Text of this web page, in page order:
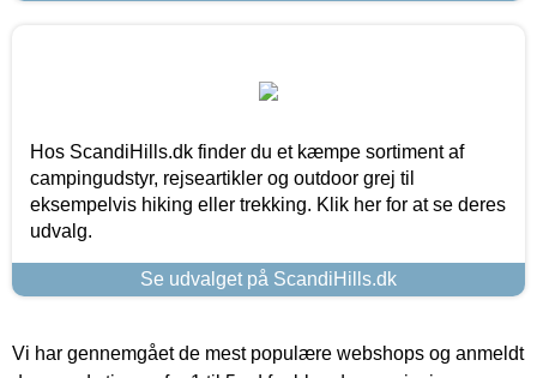
Hos ScandiHills.dk finder du et kæmpe sortiment af
campingudstyr, rejseartikler og outdoor grej til
eksempelvis hiking eller trekking. Klik her for at se deres
udvalg.
Se udvalget på ScandiHills.dk
Vi har gennemgået de mest populære webshops og anmeldt